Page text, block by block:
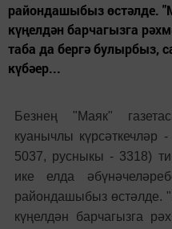
райондашыбыз өстәлде.
күңелдән барчагызга
таба да бергә булырбыз,
күбәер...
Безнең "Маяк"
куанычлы күрсәткечләр
5037, русныкы - 3318)
ике елда
райондашыбыз өстәлде.
күңелдән барчагызга